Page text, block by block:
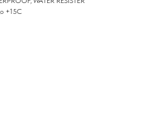
+15С